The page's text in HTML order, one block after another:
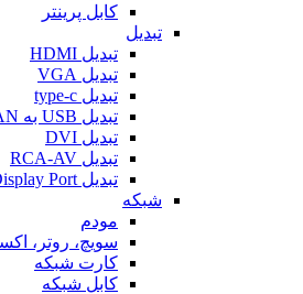
کابل پرینتر
تبدیل
تبدیل HDMI
تبدیل VGA
تبدیل type-c
تبدیل USB به LAN
تبدیل DVI
تبدیل RCA-AV
تبدیل Display Port
شبکه
مودم
سویچ، روتر،
کارت شبکه
کابل شبکه